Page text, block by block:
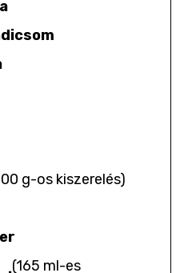
g-os kiszerelés)
(165 ml-es